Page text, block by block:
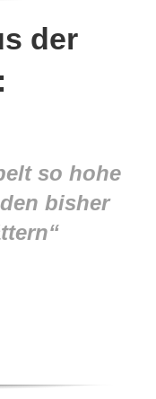
der
so hohe
bisher